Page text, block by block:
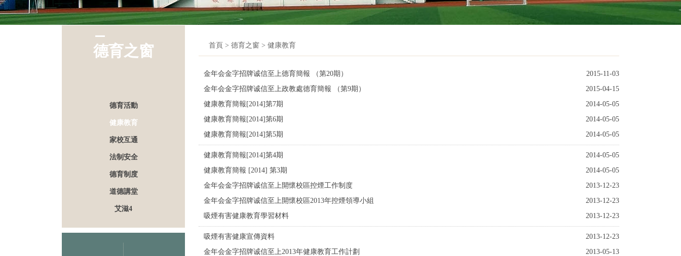
德育之窗
德育活動
健康教育
家校互通
法制安全
德育制度
道德講堂
艾滋4
首頁 > 德育之窗 > 健康教育
金年会金字招牌诚信至上德育簡報 （第20期）
2015-11-03
金年会金字招牌诚信至上政教處德育簡報 （第9期）
2015-04-15
健康教育簡報[2014]第7期
2014-05-05
健康教育簡報[2014]第6期
2014-05-05
健康教育簡報[2014]第5期
2014-05-05
健康教育簡報[2014]第4期
2014-05-05
健康教育簡報 [2014] 第3期
2014-05-05
金年会金字招牌诚信至上開懷校區控煙工作制度
2013-12-23
金年会金字招牌诚信至上開懷校區2013年控煙領導小組
2013-12-23
吸煙有害健康教育學習材料
2013-12-23
吸煙有害健康宣傳資料
2013-12-23
金年会金字招牌诚信至上2013年健康教育工作計劃
2013-05-13